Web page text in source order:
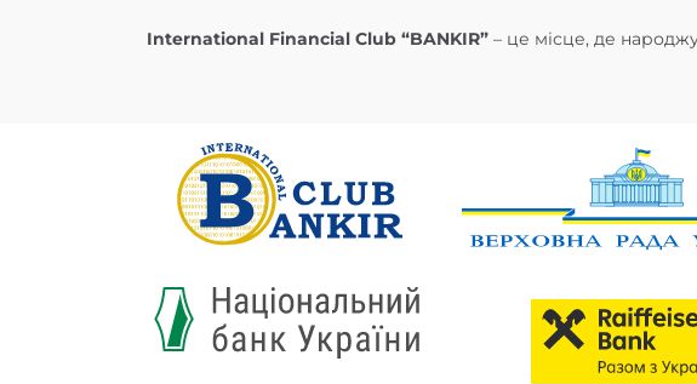
International Financial Club “BANKIR”– це місце, де